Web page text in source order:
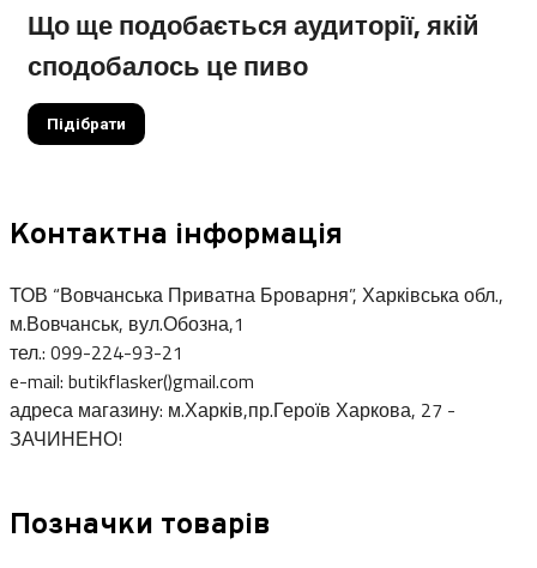
Що ще подобається аудиторії, якій
сподобалось це пиво
Підібрати
Контактна інформація
ТОВ “Вовчанська Приватна Броварня”, Харківська обл.,
м.Вовчанськ, вул.Обозна,1
тел.: 099-224-93-21
e-mail: butikflasker()gmail.com
адреса магазину: м.Харків,пр.Героїв Харкова, 27 -
ЗАЧИНЕНО!
Позначки товарів